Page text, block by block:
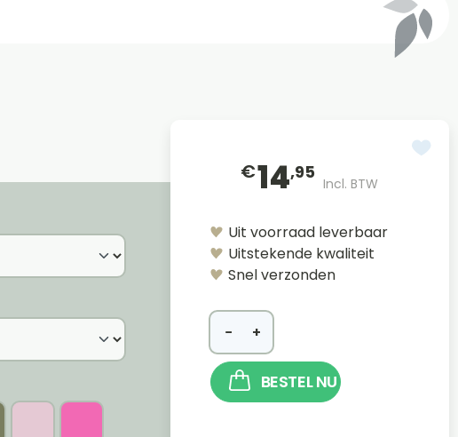
€14,95
Incl. BTW
Uit voorraad leverbaar
Uitstekende kwaliteit
Snel verzonden
− +
BESTEL NU